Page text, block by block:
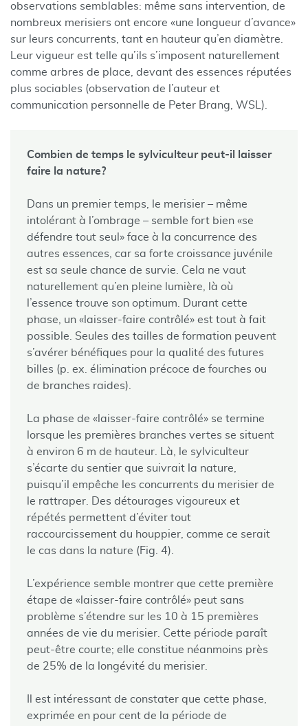
observations semblables: même sans intervention, de
nombreux merisiers ont encore «une longueur d’avance»
sur leurs concurrents, tant en hauteur qu’en diamètre.
Leur vigueur est telle qu’ils s’imposent naturellement
comme arbres de place, devant des essences réputées
plus sociables (observation de l’auteur et
communication personnelle de Peter Brang, WSL).
Combien de temps le sylviculteur peut-il laisser
faire la nature?
Dans un premier temps, le merisier – même
intolérant à l’ombrage – semble fort bien «se
défendre tout seul» face à la concurrence des
autres essences, car sa forte croissance juvénile
est sa seule chance de survie. Cela ne vaut
naturellement qu’en pleine lumière, là où
l’essence trouve son optimum. Durant cette
phase, un «laisser-faire contrôlé» est tout à fait
possible. Seules des tailles de formation peuvent
s’avérer bénéfiques pour la qualité des futures
billes (p. ex. élimination précoce de fourches ou
de branches raides).
La phase de «laisser-faire contrôlé» se termine
lorsque les premières branches vertes se situent
à environ 6 m de hauteur. Là, le sylviculteur
s’écarte du sentier que suivrait la nature,
puisqu’il empêche les concurrents du merisier de
le rattraper. Des détourages vigoureux et
répétés permettent d’éviter tout
raccourcissement du houppier, comme ce serait
le cas dans la nature (Fig. 4).
L’expérience semble montrer que cette première
étape de «laisser-faire contrôlé» peut sans
problème s’étendre sur les 10 à 15 premières
années de vie du merisier. Cette période paraît
peut-être courte; elle constitue néanmoins près
de 25% de la longévité du merisier.
Il est intéressant de constater que cette phase,
exprimée en pour cent de la période de